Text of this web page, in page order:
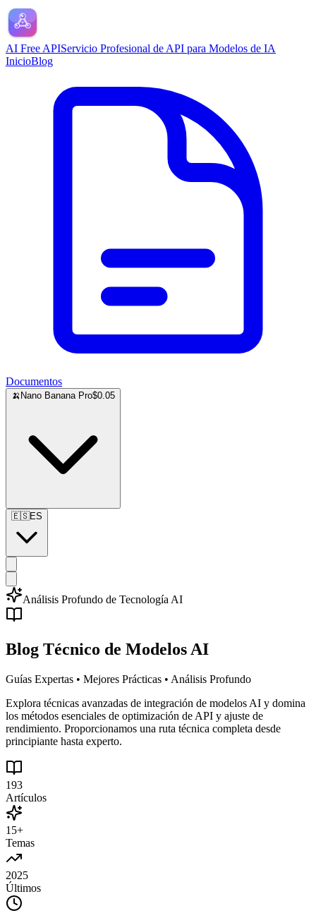
AI Free APIServicio Profesional de API para Modelos de IA
InicioBlog
Documentos
🍌 Nano Banana Pro$0.05
🇪🇸ES
Análisis Profundo de Tecnología AI
Blog Técnico de Modelos AI
Guías Expertas • Mejores Prácticas • Análisis Profundo
Explora técnicas avanzadas de integración de modelos AI y domina
los métodos esenciales de optimización de API y ajuste de
rendimiento. Proporcionamos una ruta técnica completa desde
principiante hasta experto.
193
Artículos
15+
Temas
2025
Últimos